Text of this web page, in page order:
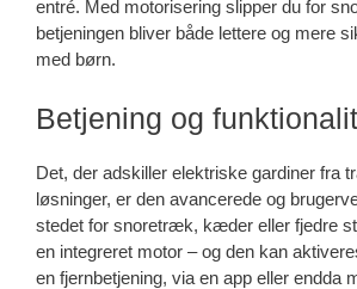
entré. Med motorisering slipper du for
betjeningen bliver både lettere og mere
med børn.
Betjening og
Det, der adskiller elektriske gardiner fra
løsninger, er den avancerede og
stedet for snoretræk, kæder eller fjedre
en integreret motor – og den kan
en fjernbetjening, via en app eller endda